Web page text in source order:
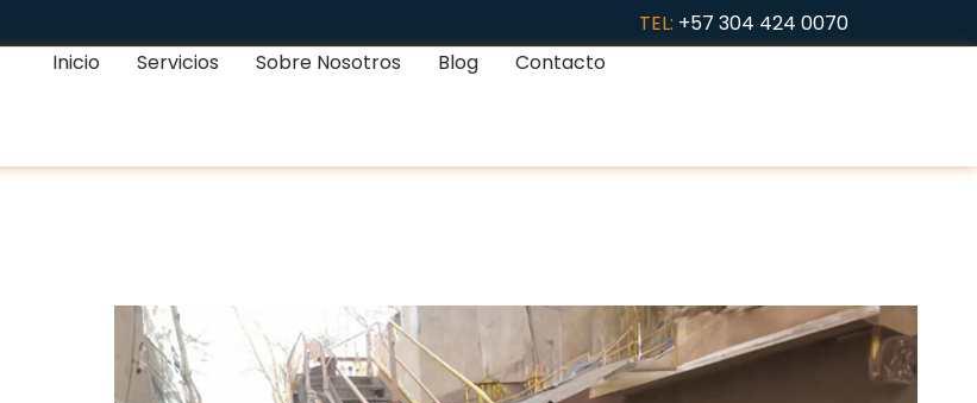
TEL: +57 304 424 0070
Inicio
Servicios Sobre Nosotros Blog Contacto